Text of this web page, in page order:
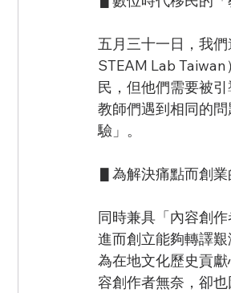
五月三十一日，我
STEAM Lab
民，但他們需要被
教師們遇到相同的
驗」。
▋為解決痛點而創
同時兼具「內容創
進而創立能夠轉譯
為在地文化歷史貢
容創作者無奈，卻